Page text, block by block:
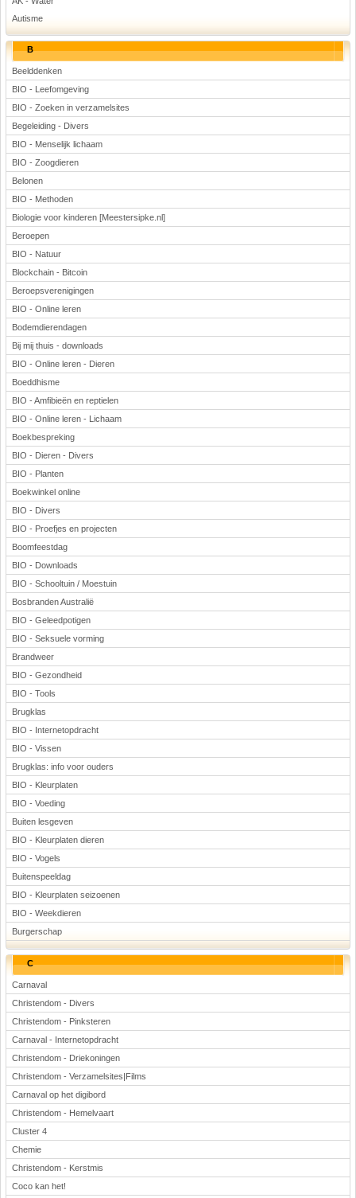
Autisme
B
Beelddenken
BIO - Leefomgeving
BIO - Zoeken in verzamelsites
Begeleiding - Divers
BIO - Menselijk lichaam
BIO - Zoogdieren
Belonen
BIO - Methoden
Biologie voor kinderen [Meestersipke.nl]
Beroepen
BIO - Natuur
Blockchain - Bitcoin
Beroepsverenigingen
BIO - Online leren
Bodemdierendagen
Bij mij thuis - downloads
BIO - Online leren - Dieren
Boeddhisme
BIO - Amfibieën en reptielen
BIO - Online leren - Lichaam
Boekbespreking
BIO - Dieren - Divers
BIO - Planten
Boekwinkel online
BIO - Divers
BIO - Proefjes en projecten
Boomfeestdag
BIO - Downloads
BIO - Schooltuin / Moestuin
Bosbranden Australië
BIO - Geleedpotigen
BIO - Seksuele vorming
Brandweer
BIO - Gezondheid
BIO - Tools
Brugklas
BIO - Internetopdracht
BIO - Vissen
Brugklas: info voor ouders
BIO - Kleurplaten
BIO - Voeding
Buiten lesgeven
BIO - Kleurplaten dieren
BIO - Vogels
Buitenspeeldag
BIO - Kleurplaten seizoenen
BIO - Weekdieren
Burgerschap
C
Carnaval
Christendom - Divers
Christendom - Pinksteren
Carnaval - Internetopdracht
Christendom - Driekoningen
Christendom - Verzamelsites|Films
Carnaval op het digibord
Christendom - Hemelvaart
Cluster 4
Chemie
Christendom - Kerstmis
Coco kan het!